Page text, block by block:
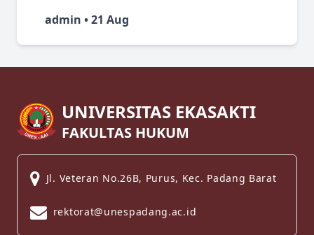
admin • 21 Aug
UNIVERSITAS EKASAKTI
FAKULTAS HUKUM
Jl. Veteran No.26B, Purus, Kec. Padang Barat
rektorat@unespadang.ac.id